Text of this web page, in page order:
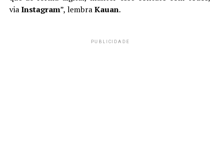
viaInstagram”, lembraKauan.
PUBLICIDADE